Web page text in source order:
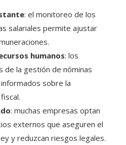
: el monitoreo de los
salariales permite ajustar
humanos: los
de la gestión de nóminas
sobre la
: muchas empresas optan
externos que aseguren el
y reduzcan riesgos legales.